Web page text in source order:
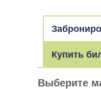
Купить
Выберите